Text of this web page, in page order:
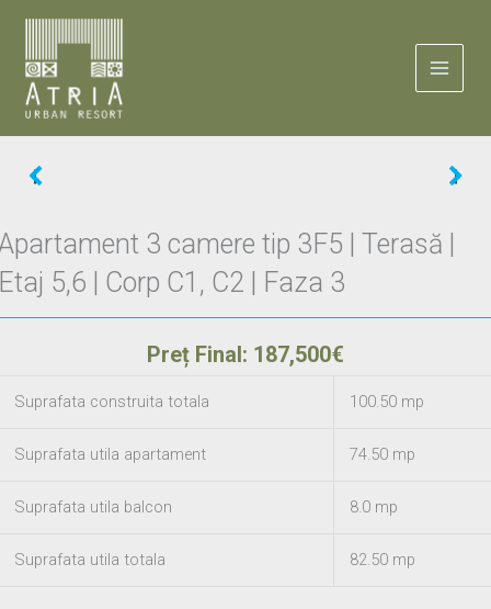
content
3 camere tip 3F5 | Terasă |
5,6 | Corp C1, C2 | Faza 3
Preț Final: 187,500€
Suprafata construita totala 100.50 mp
Suprafata utila apartament 74.50 mp
Suprafata utila balcon 8.0 mp
Suprafata utila totala 82.50 mp